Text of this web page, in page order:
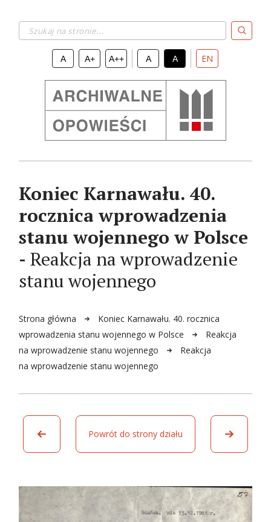
A A+ A++ A A EN
Koniec Karnawału. 40.
rocznica wprowadzenia
stanu wojennego w Polsce
-Reakcja na wprowadzenie
stanu wojennego
Strona główna
Koniec Karnawału. 40. rocznica
wprowadzenia stanu wojennego w Polsce
Reakcja
na wprowadzenie stanu wojennego
Reakcja
na wprowadzenie stanu wojennego
Powrót do strony działu